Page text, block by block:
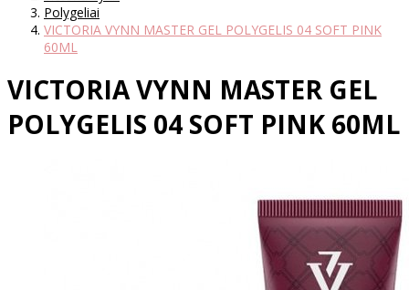
Polygeliai
VICTORIA VYNN MASTER GEL POLYGELIS 04 SOFT PINK
60ML
VICTORIA VYNN MASTER GEL
POLYGELIS 04 SOFT PINK 60ML